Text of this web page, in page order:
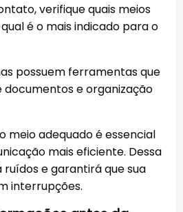
verifique quais meios
é o mais indicado para o
possuem ferramentas que
e organização
meio adequado é essencial
mais eficiente. Dessa
e garantirá que sua
interrupções.